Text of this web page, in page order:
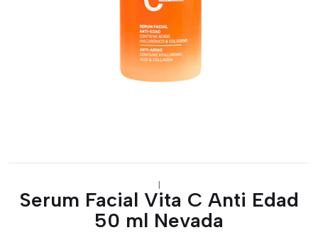
|
Serum Facial Vita C Anti Edad
50 ml Nevada